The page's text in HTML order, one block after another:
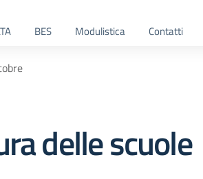
BES Modulistica Contatti
delle scuole